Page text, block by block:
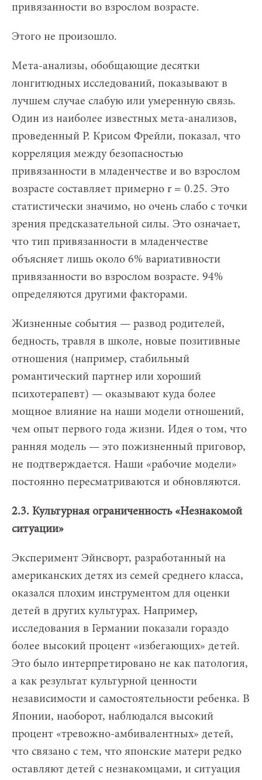
привязанности во взрослом возрасте.
Этого не произошло.
Мета-анализы, обобщающие десятки
лонгитюдных исследований, показывают в
лучшем случае слабую или умеренную связь.
Один из наиболее известных мета-анализов,
проведенный Р. Крисом Фрейли, показал, что
корреляция между безопасностью
привязанности в младенчестве и во взрослом
возрасте составляет примерно r = 0.25. Это
статистически значимо, но очень слабо с точки
зрения предсказательной силы. Это означает,
что тип привязанности в младенчестве
объясняет лишь около 6% вариативности
привязанности во взрослом возрасте. 94%
определяются другими факторами.
Жизненные события — развод родителей,
бедность, травля в школе, новые позитивные
отношения (например, стабильный
романтический партнер или хороший
психотерапевт) — оказывают куда более
мощное влияние на наши модели отношений,
чем опыт первого года жизни. Идея о том, что
ранняя модель — это пожизненный приговор,
не подтверждается. Наши «рабочие модели»
постоянно пересматриваются и обновляются.
2.3. Культурная ограниченность «Незнакомой
ситуации»
Эксперимент Эйнсворт, разработанный на
американских детях из семей среднего класса,
оказался плохим инструментом для оценки
детей в других культурах. Например,
исследования в Германии показали гораздо
более высокий процент «избегающих» детей.
Это было интерпретировано не как патология,
а как результат культурной ценности
независимости и самостоятельности ребенка. В
Японии, наоборот, наблюдался высокий
процент «тревожно-амбивалентных» детей,
что связано с тем, что японские матери редко
оставляют детей с незнакомцами, и ситуация